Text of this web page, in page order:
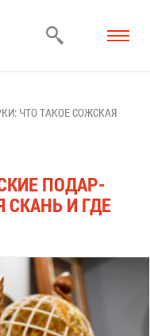
ЧТО ТА­КОЕ СОЖ­СКАЯ
ПО­ДАР­
СКАНЬ И ГДЕ